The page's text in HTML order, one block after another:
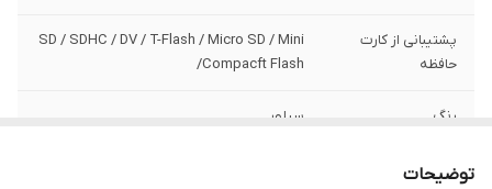
پشتیبانی از کارت
حافظه
SD / SDHC / DV / T-Flash / Micro SD / Mini
/Compacft Flash
رنگ سیلور
توضیحات